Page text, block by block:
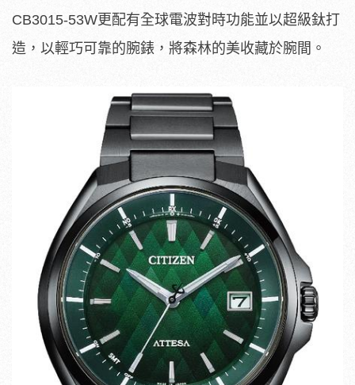
CB3015-53W更配有全球電波對時功能並以超級鈦打
造，以輕巧可靠的腕錶，將森林的美收藏於腕間。